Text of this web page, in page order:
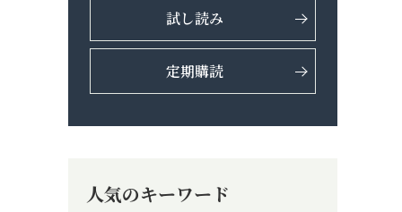
試し読み
定期購読
人気のキーワード